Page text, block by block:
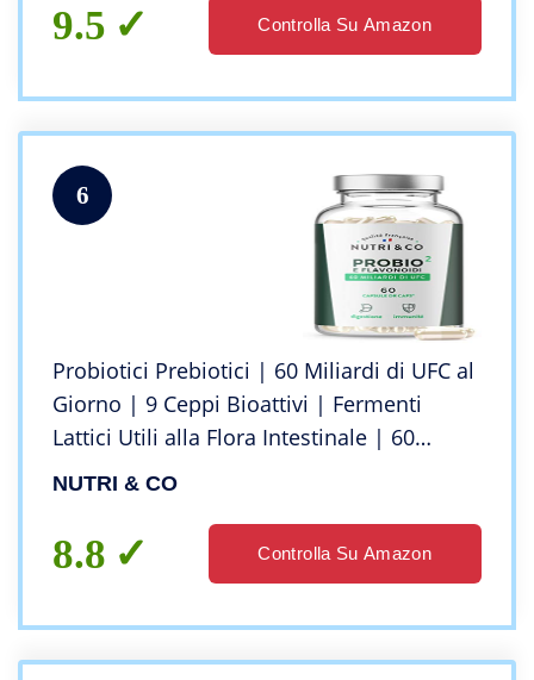
9.5 Controlla Su Amazon
6
Probiotici Prebiotici | 60 Miliardi di UFC al
Giorno | 9 Ceppi Bioattivi | Fermenti
Lattici Utili alla Flora Intestinale | 60
Capsule Gastroresistenti Vegane |
NUTRI & CO
8.8 Controlla Su Amazon